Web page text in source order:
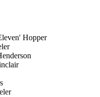
Hopper